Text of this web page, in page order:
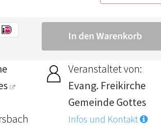
Veranstaltet von:
Evang. Freikirche
Gemeinde Gottes
Infos und Kontakt